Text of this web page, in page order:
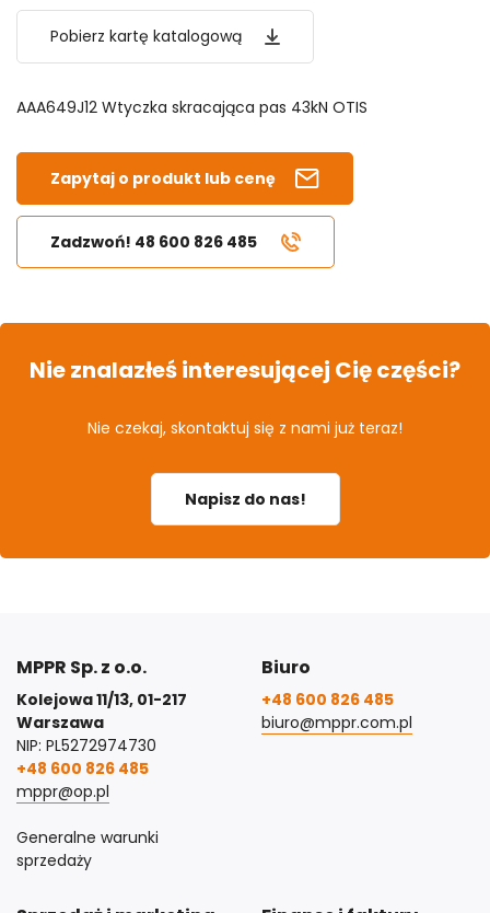
Pobierz kartę katalogową
AAA649J12 Wtyczka skracająca pas 43kN OTIS
Zapytaj o produkt lub cenę
Zadzwoń! 48 600 826 485
Nie znalazłeś interesującej Cię części?
Nie czekaj, skontaktuj się z nami już teraz!
Napisz do nas!
MPPR Sp. z o.o.
Kolejowa 11/13, 01-217
Warszawa
NIP: PL5272974730
+48 600 826 485
mppr@op.pl
Generalne warunki
sprzedaży
Biuro
+48 600 826 485
biuro@mppr.com.pl